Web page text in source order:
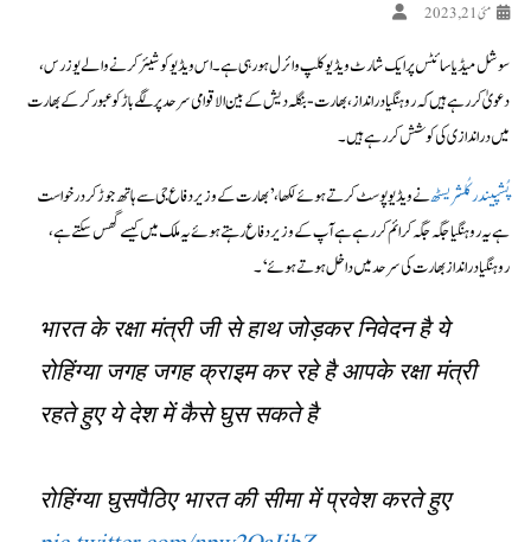
مئی 21, 2023
سوشل میڈیا سائٹس پر ایک شارٹ ویڈیو کلپ وائرل ہو رہی ہے۔ اس ویڈیو کو شیئر کرنے والے یوزرس،
دعویٰ کر رہے ہیں کہ روہنگیا درانداز، بھارت-بنگلہ دیش کے بین الاقوامی سرحد پر لگے باڑ کو عبور کرکے بھارت
میں دراندازی کی کوشش کر رہے ہیں۔
پُشپیندر کُلشریسٹھنے ویڈیو پوسٹ کرتے ہوئے لکھا،’بھارت کے وزیر دفاع جی سے ہاتھ جوڑ کر درخواست
ہے یہ روہنگیا جگہ جگہ کرائم کر رہے ہے آپ کے وزیر دفاع رہتے ہوئے یہ ملک میں کیسے گھس سکتے ہے،
روہنگیا درانداز بھارت کی سرحد میں داخل ہوتے ہوئے‘۔
भारत के रक्षा मंत्री जी से हाथ जोड़कर निवेदन है ये
रोहिंग्या जगह जगह क्राइम कर रहे है आपके रक्षा मंत्री
रहते हुए ये देश में कैसे घुस सकते है
रोहिंग्या घुसपैठिए भारत की सीमा में प्रवेश करते हुए